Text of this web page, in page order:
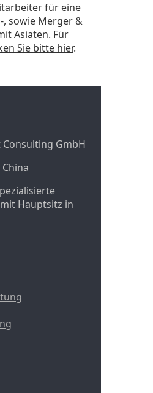
für eine
, sowie Merger &
Asiaten. Für
Sie bitte hier.
GmbH
Hauptsitz in